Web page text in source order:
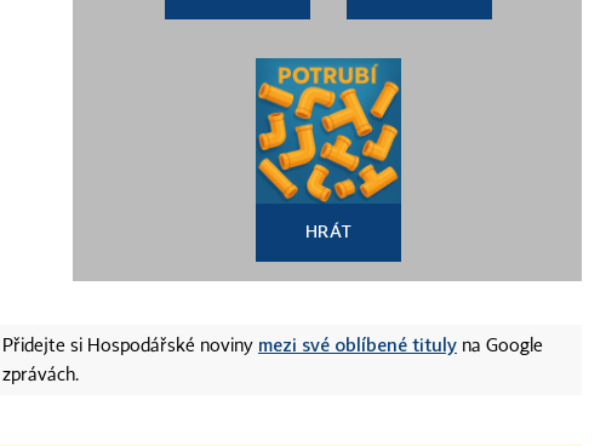
HRÁT
Přidejte si Hospodářské noviny mezi své oblíbené tituly na Google
zprávách.